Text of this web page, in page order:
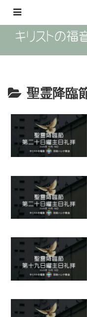
The Gosple
聖霊降臨